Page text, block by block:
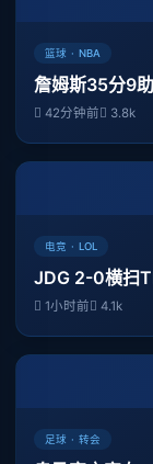
篮球 · NBA
詹姆斯35分9
42分钟前 3.8k
电竞 · LOL
JDG 2-0横扫
1小时前 4.1k
足球 · 转会